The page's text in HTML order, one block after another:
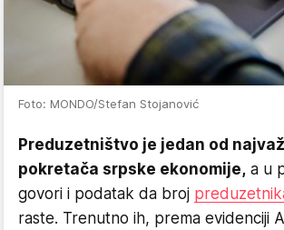
Foto: MONDO/Stefan Stojanović
Preduzetništvo je jedan od
pokretača srpske ekonomije, a u
govori i podatak da broj
raste. Trenutno ih, prema evidenciji